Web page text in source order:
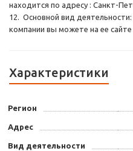
находится по адресу : Санкт-
12. Основной вид
компании вы можете на ее сайте
Характеристики
Регион
Адрес
Вид деятельности